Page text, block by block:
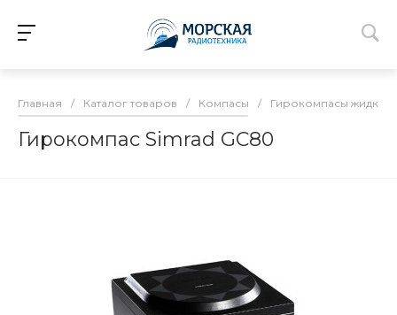
Главная / Каталог товаров / Компасы / Гирокомпасы
Гирокомпас Simrad GC80